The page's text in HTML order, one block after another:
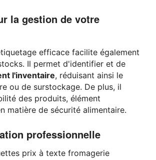
la gestion de votre
efficace facilite également
Il permet d'identifier et de
l'inventaire, réduisant ainsi le
ou de surstockage. De plus, il
des produits, élément
matière de sécurité alimentaire.
professionnelle
prix à texte fromagerie